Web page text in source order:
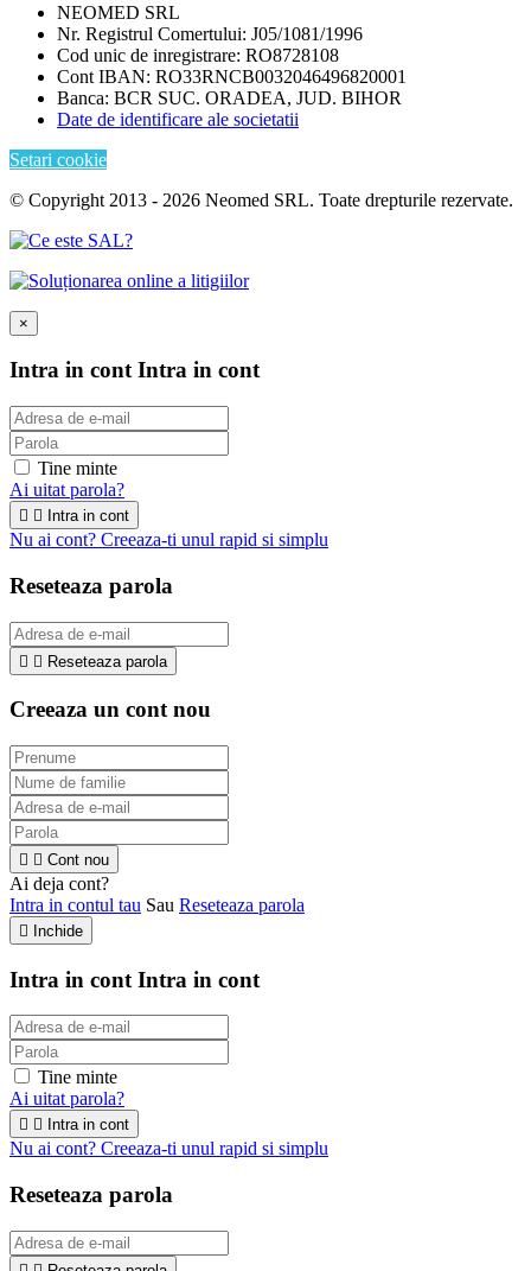
NEOMED SRL
Nr. Registrul Comertului: J05/1081/1996
Cod unic de inregistrare: RO8728108
Cont IBAN: RO33RNCB0032046496820001
Banca: BCR SUC. ORADEA, JUD. BIHOR
Date de identificare ale societatii
Setari cookie
© Copyright 2013 - 2026 Neomed SRL. Toate drepturile rezervate.
×
Intra in contIntra in cont
Tine minte
Ai uitat parola?
  Intra in cont
Nu ai cont? Creeaza-ti unul rapid si simplu
Reseteaza parola
  Reseteaza parola
Creeaza un cont nou
  Cont nou
Ai deja cont?
Intra in contul tau Sau Reseteaza parola
 Inchide
Intra in cont Intra in cont
Tine minte
Ai uitat parola?
  Intra in cont
Nu ai cont? Creeaza-ti unul rapid si simplu
Reseteaza parola